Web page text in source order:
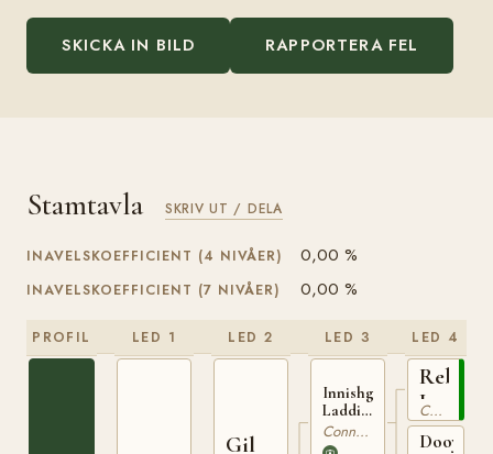
SKICKA IN BILD RAPPORTERA FEL
Stamtavla SKRIV UT / DELA
INAVELSKOEFFICIENT (4 NIVÅER) 0,00 %
INAVELSKOEFFICIENT (7 NIVÅER) 0,00 %
PROFIL LED 1 LED 2
Gil
LED 3
Innishgoill
Laddie
IRE 21Connemara
LED 4
Rebel
IRE
7
Connemara
Dooyher